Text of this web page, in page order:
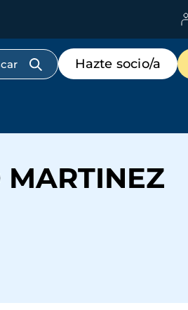
Menú
de
destacados
Hazte socio/a
MARTINEZ